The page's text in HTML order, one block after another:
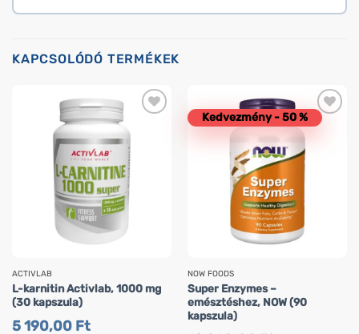
KAPCSOLÓDÓ TERMÉKEK
ACTIVLAB
L-karnitin Activlab, 1000 mg
(30 kapszula)
5 190,00 Ft
Kedvezmény - 50 %
NOW FOODS
Super Enzymes –
emésztéshez, NOW (90
kapszula)